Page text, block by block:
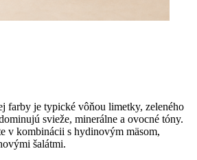
farby je typické vôňou limetky, zeleného
svieže, minerálne a ovocné tóny.
v kombinácii s hydinovým mäsom,
šalátmi.